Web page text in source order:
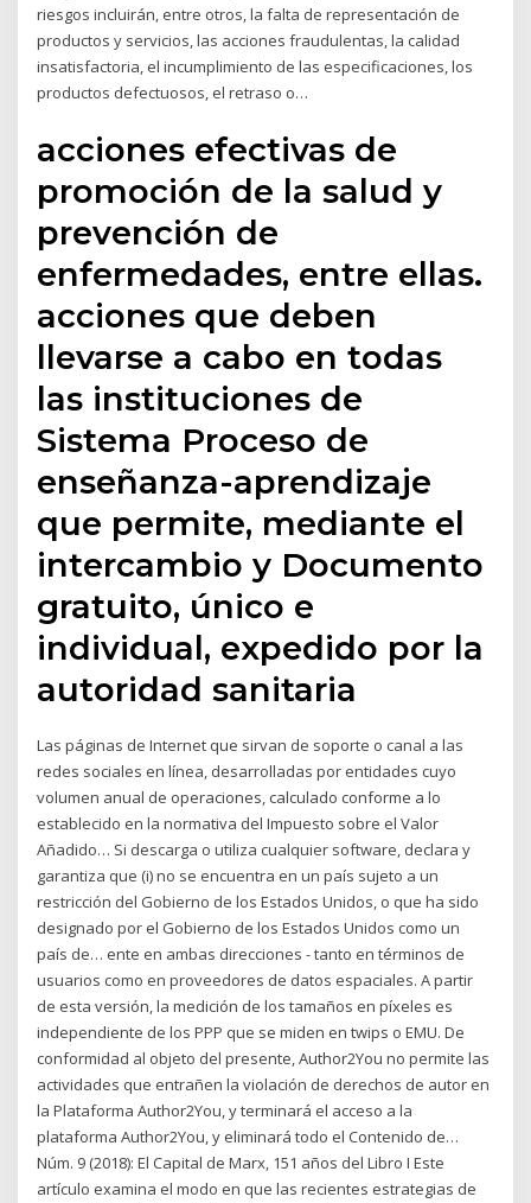
riesgos incluirán, entre otros, la falta de representación de
productos y servicios, las acciones fraudulentas, la calidad
insatisfactoria, el incumplimiento de las especificaciones, los
productos defectuosos, el retraso o…
acciones efectivas de
promoción de la salud y
prevención de
enfermedades, entre ellas.
acciones que deben
llevarse a cabo en todas
las instituciones de
Sistema Proceso de
enseñanza-aprendizaje
que permite, mediante el
intercambio y Documento
gratuito, único e
individual, expedido por la
autoridad sanitaria
Las páginas de Internet que sirvan de soporte o canal a las
redes sociales en línea, desarrolladas por entidades cuyo
volumen anual de operaciones, calculado conforme a lo
establecido en la normativa del Impuesto sobre el Valor
Añadido… Si descarga o utiliza cualquier software, declara y
garantiza que (i) no se encuentra en un país sujeto a un
restricción del Gobierno de los Estados Unidos, o que ha sido
designado por el Gobierno de los Estados Unidos como un
país de… ente en ambas direcciones - tanto en términos de
usuarios como en proveedores de datos espaciales. A partir
de esta versión, la medición de los tamaños en píxeles es
independiente de los PPP que se miden en twips o EMU. De
conformidad al objeto del presente, Author2You no permite las
actividades que entrañen la violación de derechos de autor en
la Plataforma Author2You, y terminará el acceso a la
plataforma Author2You, y eliminará todo el Contenido de…
Núm. 9 (2018): El Capital de Marx, 151 años del Libro I Este
artículo examina el modo en que las recientes estrategias de